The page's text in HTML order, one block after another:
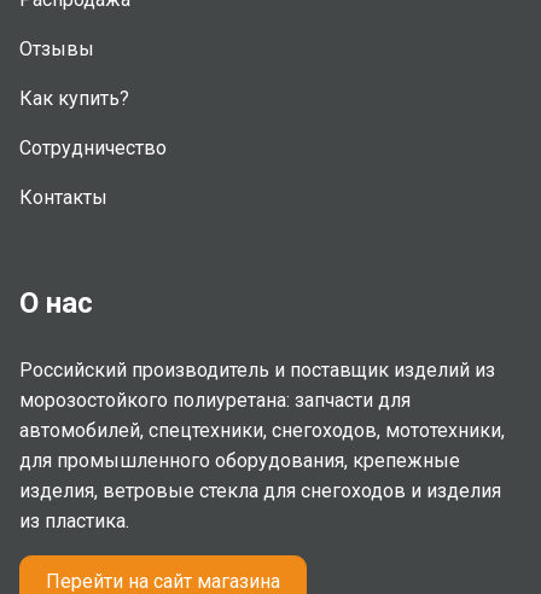
Отзывы
Как купить?
Сотрудничество
Контакты
О нас
Российский производитель и поставщик изделий из
морозостойкого полиуретана: запчасти для
автомобилей, спецтехники, снегоходов, мототехники,
для промышленного оборудования, крепежные
изделия, ветровые стекла для снегоходов и изделия
из пластика.
Перейти на сайт магазина